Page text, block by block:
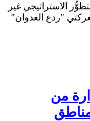
الاستراتيجي غير
"ردع العدوان"
من